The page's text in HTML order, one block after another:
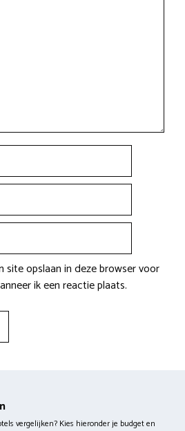
site opslaan in deze browser voor
ik een reactie plaats.
vergelijken? Kies hieronder je budget en